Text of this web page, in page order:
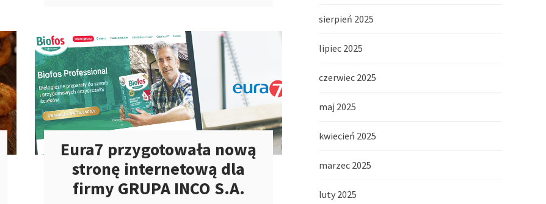
Eura7 przygotowała nową
stronę internetową dla
firmy GRUPA INCO S.A.
sierpień 2025
lipiec 2025
czerwiec 2025
maj 2025
kwiecień 2025
marzec 2025
luty 2025